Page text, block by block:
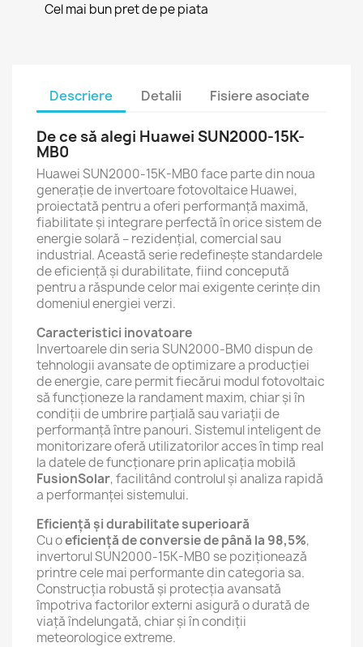
Cel mai bun pret de pe piata
Descriere Detalii Fisiere asociate
De ce să alegi Huawei SUN2000-15K-
MB0
Huawei SUN2000-15K-MB0 face parte din noua
generație de invertoare fotovoltaice Huawei,
proiectată pentru a oferi performanță maximă,
fiabilitate și integrare perfectă în orice sistem de
energie solară – rezidențial, comercial sau
industrial. Această serie redefinește standardele
de eficiență și durabilitate, fiind concepută
pentru a răspunde celor mai exigente cerințe din
domeniul energiei verzi.
Caracteristici inovatoare
Invertoarele din seria SUN2000-BM0 dispun de
tehnologii avansate de optimizare a producției
de energie, care permit fiecărui modul fotovoltaic
să funcționeze la randament maxim, chiar și în
condiții de umbrire parțială sau variații de
performanță între panouri. Sistemul inteligent de
monitorizare oferă utilizatorilor acces în timp real
la datele de funcționare prin aplicația mobilă
FusionSolar, facilitând controlul și analiza rapidă
a performanței sistemului.
Eficiență și durabilitate superioară
Cu oeficiență de conversie de până la 98,5%,
invertorul SUN2000-15K-MB0 se poziționează
printre cele mai performante din categoria sa.
Construcția robustă și protecția avansată
împotriva factorilor externi asigură o durată de
viață îndelungată, chiar și în condiții
meteorologice extreme.